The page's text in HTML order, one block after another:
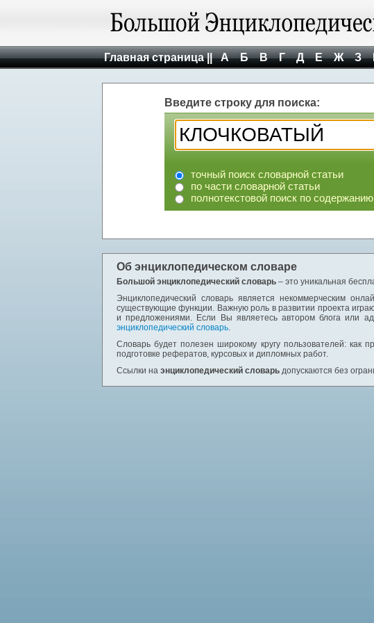
Главная страница || А Б В Г Д Е Ж З
Введите строку для поиска:
точный поиск словарной статьи
по части словарной статьи
полнотекстовой поиск по
Об энциклопедическом словаре
Большой энциклопедический словарь – это уникальная
Энциклопедический словарь является некоммерческим
существующие функции. Важную роль в развитии проекта
и предложениями. Если Вы являетесь автором блога или
энциклопедический словарь.
Словарь будет полезен широкому кругу пользователей:
подготовке рефератов, курсовых и дипломных работ.
Ссылки на энциклопедический словарь допускаются без